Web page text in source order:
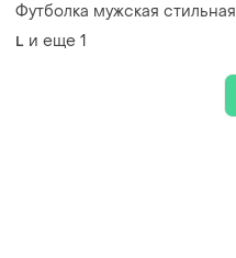
Футболка мужская стильная
L и еще 1